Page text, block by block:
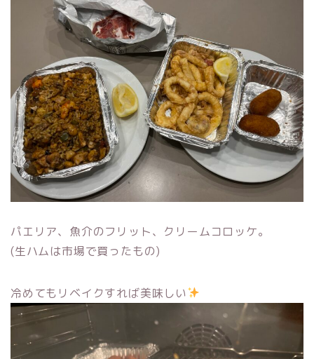
パエリア、魚介のフリット、クリームコロッケ。
(生ハムは市場で買ったもの)
冷めてもリベイクすれば美味しい